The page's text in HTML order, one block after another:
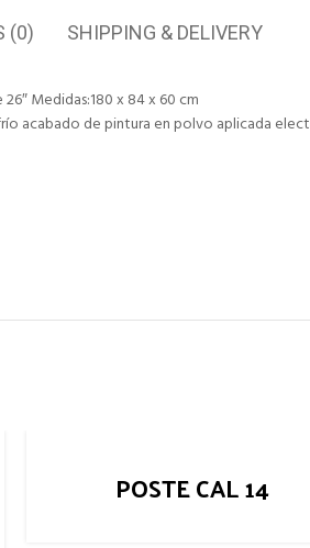
(0) SHIPPING & DELIVERY
Medidas:180 x 84 x 60 cm
acabado de pintura en polvo aplicada
POSTE CAL 14